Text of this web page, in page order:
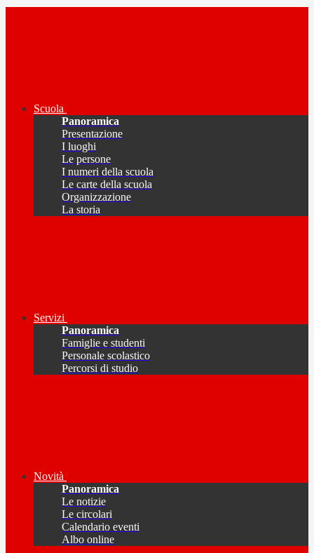
Scuola
Panoramica
Presentazione
I luoghi
Le persone
I numeri della scuola
Le carte della scuola
Organizzazione
La storia
Servizi
Panoramica
Famiglie e studenti
Personale scolastico
Percorsi di studio
Novità
Panoramica
Le notizie
Le circolari
Calendario eventi
Albo online